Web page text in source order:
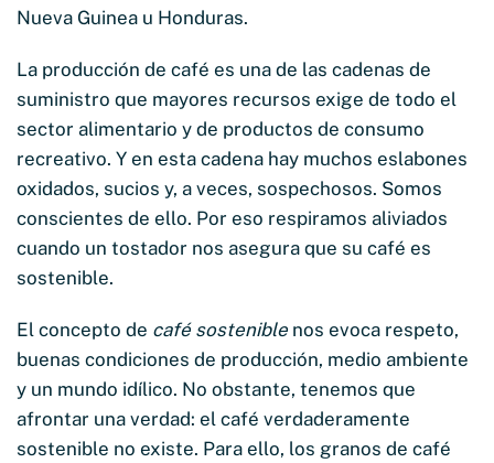
Nueva Guinea u Honduras.
La producción de café es una de las cadenas de
suministro que mayores recursos exige de todo el
sector alimentario y de productos de consumo
recreativo. Y en esta cadena hay muchos eslabones
oxidados, sucios y, a veces, sospechosos. Somos
conscientes de ello. Por eso respiramos aliviados
cuando un tostador nos asegura que su café es
sostenible.
El concepto de café sostenible nos evoca respeto,
buenas condiciones de producción, medio ambiente
y un mundo idílico. No obstante, tenemos que
afrontar una verdad: el café verdaderamente
sostenible no existe. Para ello, los granos de café